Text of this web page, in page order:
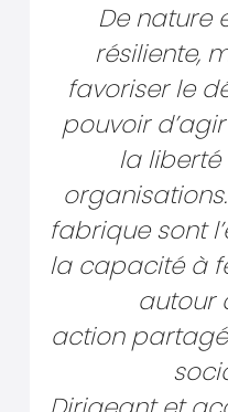
De nature
résiliente,
favoriser le
pouvoir
la liberté
fabrique sont
la capacité à
autour
action